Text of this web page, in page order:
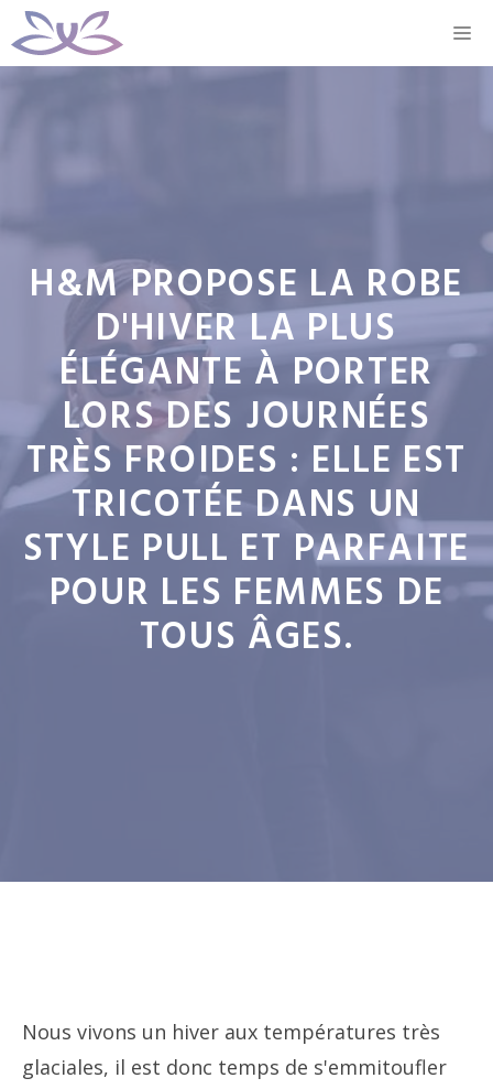
Aller
au
H&M PROPOSE LA ROBE
D'HIVER LA PLUS
ÉLÉGANTE À PORTER
LORS DES JOURNÉES
TRÈS FROIDES : ELLE EST
TRICOTÉE DANS UN
STYLE PULL ET PARFAITE
POUR LES FEMMES DE
TOUS ÂGES.
Nous vivons un hiver aux températures très
glaciales, il est donc temps de s'emmitoufler